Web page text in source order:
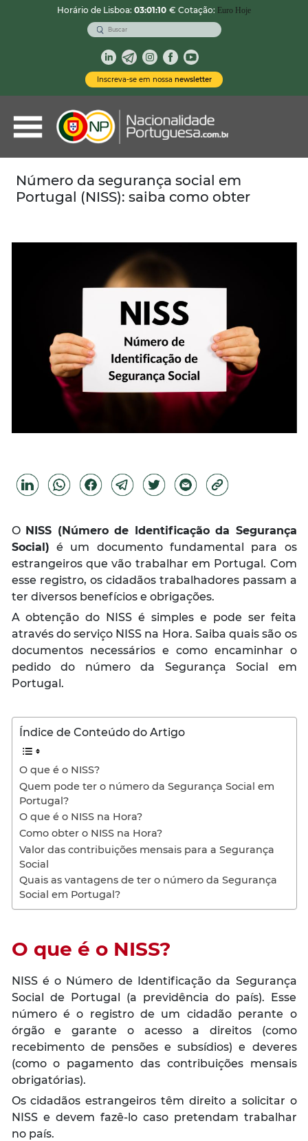
Horário de Lisboa:03:01:11 € Cotação: Euro Hoje
Inscreva-se em nossa newsletter
Nacionalidade Portuguesa
Vistos de Residência
Imóveis em Portugal
Demais Serviços
Vistos Temporários
Número da segurança social em
Portugal (NISS): saiba como obter
O NISS (Número de Identificação da Segurança
Social) é um documento fundamental para os
estrangeiros que vão trabalhar em Portugal. Com
esse registro, os cidadãos trabalhadores passam a
ter diversos benefícios e obrigações.
A obtenção do NISS é simples e pode ser feita
através do serviço NISS na Hora. Saiba quais são os
documentos necessários e como encaminhar o
pedido do número da Segurança Social em
Portugal.
Índice de Conteúdo do Artigo
O que é o NISS?
Quem pode ter o número da Segurança Social em
Portugal?
O que é o NISS na Hora?
Como obter o NISS na Hora?
Valor das contribuições mensais para a Segurança
Social
Quais as vantagens de ter o número da Segurança
Social em Portugal?
O que é o NISS?
NISS é o Número de Identificação da Segurança
Social de Portugal (a previdência do país). Esse
número é o registro de um cidadão perante o
órgão e garante o acesso a direitos (como
recebimento de pensões e subsídios) e deveres
(como o pagamento das contribuições mensais
obrigatórias).
Os cidadãos estrangeiros têm direito a solicitar o
NISS e devem fazê-lo caso pretendam trabalhar
no país.